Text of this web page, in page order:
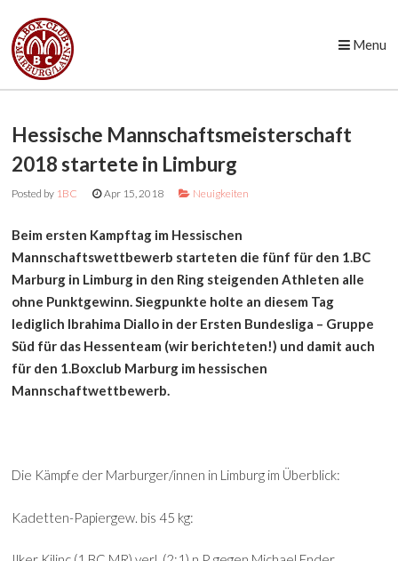
Menu
Hessische Mannschaftsmeisterschaft
2018 startete in Limburg
Posted by 1BC Apr 15, 2018 Neuigkeiten
Beim ersten Kampftag im Hessischen
Mannschaftswettbewerb starteten die fünf für den 1.BC
Marburg in Limburg in den Ring steigenden Athleten alle
ohne Punktgewinn. Siegpunkte holte an diesem Tag
lediglich Ibrahima Diallo in der Ersten Bundesliga – Gruppe
Süd für das Hessenteam (wir berichteten!) und damit auch
für den 1.Boxclub Marburg im hessischen
Mannschaftwettbewerb.
Die Kämpfe der Marburger/innen in Limburg im Überblick:
Kadetten-Papiergew. bis 45 kg: